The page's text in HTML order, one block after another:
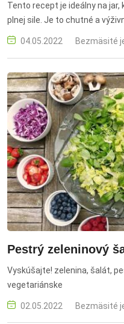
Tento recept je ideálny na
plnej sile. Je to chutné a
hlavné jedlo alebo ako prílohu.
zihlava, krupy, zeleninovy
stava, zdrava strava, jarna
04.05.2022 Bezmäsité
Pestrý zeleninový
Vyskúšajte! zelenina, šalát,
vegetariánske
02.05.2022 Bezmäsité